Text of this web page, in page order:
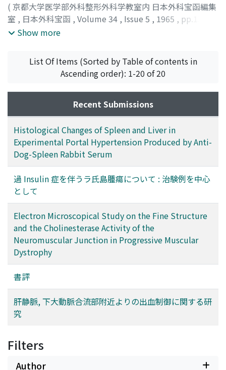
( 京都大学医学部外科整形外科学教室内 日本外科宝函編集
室 , 日本外科宝函 , Volume 34 , Issue 5 , 1965 , pp.1392-
1394)
Show more
List Of Items (Sorted by Table of contents in
Ascending order): 1-20 of 20
Recent Submissions
Histological Changes of Spleen and Liver in
Experimental Portal Hypertension Produced by Anti-
Dog-Spleen Rabbit Serum
過 Insulin 症を伴うラ氏島腫瘍について : 治験例を中心
として
Electron Microscopical Study on the Fine Structure
and the Cholinesterase Activity of the
Neuromuscular Junction in Progressive Muscular
Dystrophy
書評
肝静脈, 下大動脈合流部附近よりの出血制御に関する研
究
Filters
Author